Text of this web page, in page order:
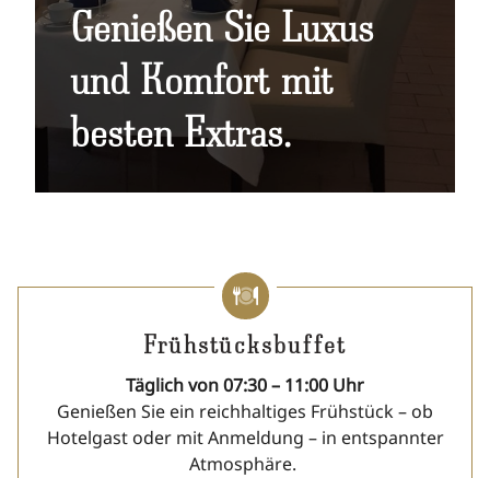
Genießen Sie Luxus
und Komfort mit
besten Extras.
Frühstücksbuffet
Täglich von 07:30 – 11:00 Uhr
Genießen Sie ein reichhaltiges Frühstück – ob
Hotelgast oder mit Anmeldung – in entspannter
Atmosphäre.